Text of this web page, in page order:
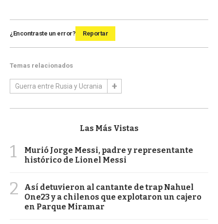
¿Encontraste un error? Reportar
Temas relacionados
Guerra entre Rusia y Ucrania
Las Más Vistas
1
Murió Jorge Messi, padre y representante
histórico de Lionel Messi
2
Así detuvieron al cantante de trap Nahuel
One23 y a chilenos que explotaron un cajero
en Parque Miramar